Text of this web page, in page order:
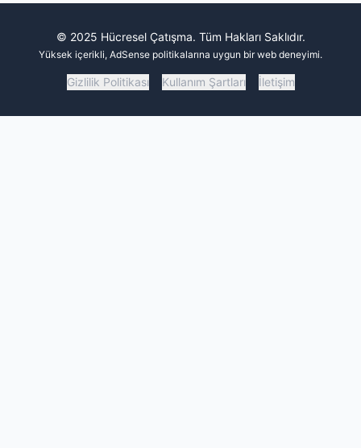
© 2025 Hücresel Çatışma. Tüm Hakları Saklıdır.
Yüksek içerikli, AdSense politikalarına uygun bir web deneyimi.
Gizlilik Politikası Kullanım Şartları İletişim